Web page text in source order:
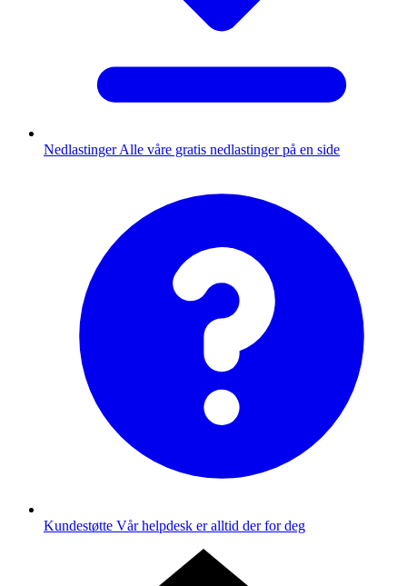
Nedlastinger Alle våre gratis nedlastinger på en side
Kundestøtte Vår helpdesk er alltid der for deg